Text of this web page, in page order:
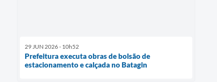
29 JUN 2026 - 10h52
Prefeitura executa obras de bolsão de
estacionamento e calçada no Batagin